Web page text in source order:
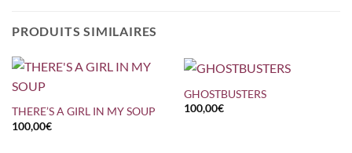
PRODUITS SIMILAIRES
THERE’S A GIRL IN MY SOUP
100,00€
GHOSTBUSTERS
100,00€